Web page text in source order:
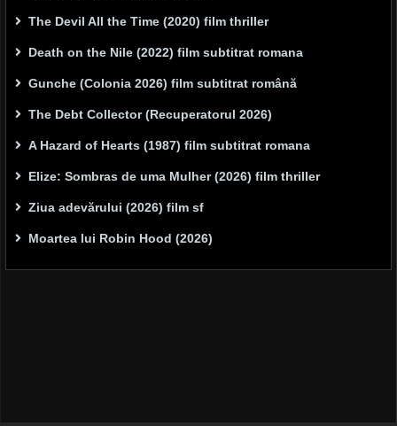
The Devil All the Time (2020) film thriller
Death on the Nile (2022) film subtitrat romana
Gunche (Colonia 2026) film subtitrat română
The Debt Collector (Recuperatorul 2026)
A Hazard of Hearts (1987) film subtitrat romana
Elize: Sombras de uma Mulher (2026) film thriller
Ziua adevărului (2026) film sf
Moartea lui Robin Hood (2026)